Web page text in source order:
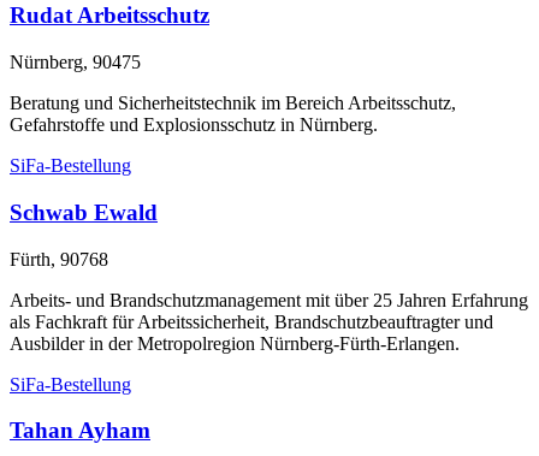
Rudat Arbeitsschutz
Nürnberg, 90475
Beratung und Sicherheitstechnik im Bereich Arbeitsschutz,
Gefahrstoffe und Explosionsschutz in Nürnberg.
SiFa-Bestellung
Schwab Ewald
Fürth, 90768
Arbeits- und Brandschutzmanagement mit über 25 Jahren Erfahrung
als Fachkraft für Arbeitssicherheit, Brandschutzbeauftragter und
Ausbilder in der Metropolregion Nürnberg-Fürth-Erlangen.
SiFa-Bestellung
Tahan Ayham